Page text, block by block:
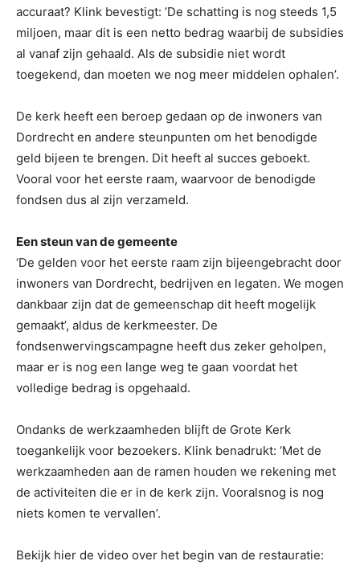
accuraat? Klink bevestigt: ‘De schatting is nog steeds 1,5
miljoen, maar dit is een netto bedrag waarbij de subsidies
al vanaf zijn gehaald. Als de subsidie niet wordt
toegekend, dan moeten we nog meer middelen ophalen’.
De kerk heeft een beroep gedaan op de inwoners van
Dordrecht en andere steunpunten om het benodigde
geld bijeen te brengen. Dit heeft al succes geboekt.
Vooral voor het eerste raam, waarvoor de benodigde
fondsen dus al zijn verzameld.
Een steun van de gemeente
‘De gelden voor het eerste raam zijn bijeengebracht door
inwoners van Dordrecht, bedrijven en legaten. We mogen
dankbaar zijn dat de gemeenschap dit heeft mogelijk
gemaakt’, aldus de kerkmeester. De
fondsenwervingscampagne heeft dus zeker geholpen,
maar er is nog een lange weg te gaan voordat het
volledige bedrag is opgehaald.
Ondanks de werkzaamheden blijft de Grote Kerk
toegankelijk voor bezoekers. Klink benadrukt: ‘Met de
werkzaamheden aan de ramen houden we rekening met
de activiteiten die er in de kerk zijn. Vooralsnog is nog
niets komen te vervallen’.
Bekijk hier de video over het begin van de restauratie: